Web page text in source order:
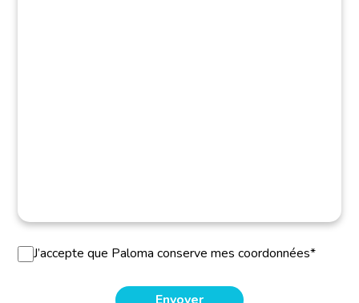
J’accepte que Paloma conserve mes coordonnées*